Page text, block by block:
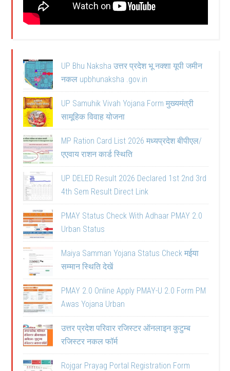
UP Bhu Naksha उत्तर प्रदेश भू नक्शा यूपी जमीन
नकल upbhunaksha .gov.in
UP Samuhik Vivah Yojana Form मुख्यमंत्री
सामूहिक विवाह योजना
MP Ration Card List 2026 मध्यप्रदेश बीपीएल/
एएवाय राशन कार्ड स्थिति
UP DELED Result 2026 Declared 1st 2nd 3rd
4th Sem Result Direct Link
PMAY Status Check With Adhaar PMAY 2.0
Urban Status
Maiya Samman Yojana Status Check मईया
सम्मान स्थिति देखें
PMAY 2.0 Online Apply PMAY-U 2.0 Form PM
Awas Yojana Urban
उत्तर प्रदेश परिवार रजिस्टर ऑनलाइन कुटुम्ब
रजिस्टर नकल फॉर्म
Rojgar Prayag Portal Registration Form